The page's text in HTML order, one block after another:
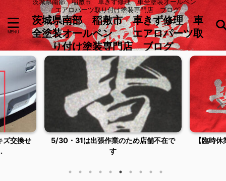
エアロパーツ取り付け塗装専門店 ブログ
茨城県南部 稲敷市 車きず修理 車
全塗装オールペン エアロパーツ取
り付け塗装専門店 ブログ
ズ交換せ
5/30・31は出張作業のため店舗不在で
す
【臨時